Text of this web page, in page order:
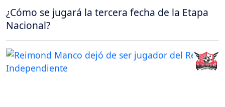
¿Cómo se jugará la tercera fecha de la Etapa
Nacional?